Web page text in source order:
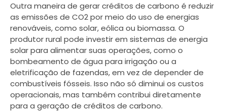
Outra maneira de gerar créditos de carbono é reduzir
as emissões de CO2 por meio do uso de energias
renováveis, como solar, eólica ou biomassa. O
produtor rural pode investir em sistemas de energia
solar para alimentar suas operações, como o
bombeamento de água para irrigação ou a
eletrificação de fazendas, em vez de depender de
combustíveis fósseis. Isso não só diminui os custos
operacionais, mas também contribui diretamente
para a geração de créditos de carbono.